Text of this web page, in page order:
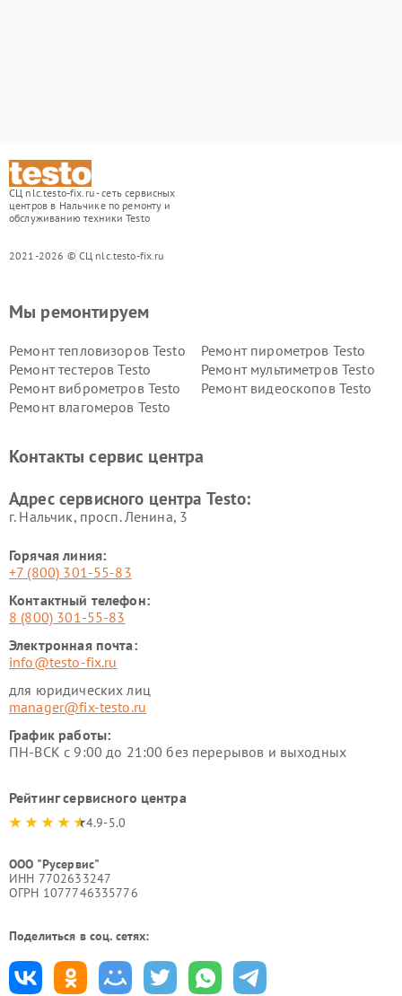
СЦ nlc.testo-fix.ru - сеть сервисных
центров в Нальчике по ремонту и
обслуживанию техники Testo
2021-2026 © СЦ nlc.testo-fix.ru
Мы ремонтируем
Ремонт тепловизоров Testo
Ремонт пирометров Testo
Ремонт тестеров Testo
Ремонт мультиметров Testo
Ремонт виброметров Testo
Ремонт видеоскопов Testo
Ремонт влагомеров Testo
Контакты сервис центра
Адрес сервисного центра Testo:
г. Нальчик, просп. Ленина, 3
Горячая линия:
+7 (800) 301-55-83
Контактный телефон:
8 (800) 301-55-83
Электронная почта:
info@testo-fix.ru
для юридических лиц
manager@fix-testo.ru
График работы:
ПН-ВСК с 9:00 до 21:00 без перерывов и выходных
Рейтинг сервисного центра
4.9-5.0
ООО "Русервис"
ИНН 7702633247
ОГРН 1077746335776
Поделиться в соц. сетях: